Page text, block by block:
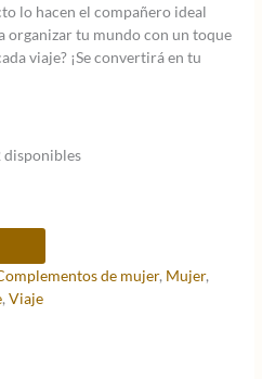
lo hacen el compañero ideal
organizar tu mundo con un toque
viaje? ¡Se convertirá en tu
disponibles
de mujer, Mujer,
,Viaje